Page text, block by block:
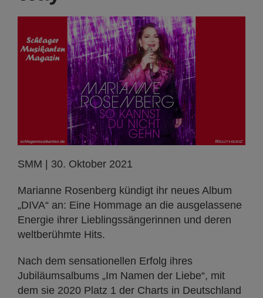
SMM | 30. Oktober 2021
Marianne Rosenberg kündigt ihr neues Album
„DIVA“ an: Eine Hommage an die ausgelassene
Energie ihrer Lieblingssängerinnen und deren
weltberühmte Hits.
Nach dem sensationellen Erfolg ihres
Jubiläumsalbums „Im Namen der Liebe“, mit
dem sie 2020 Platz 1 der Charts in Deutschland